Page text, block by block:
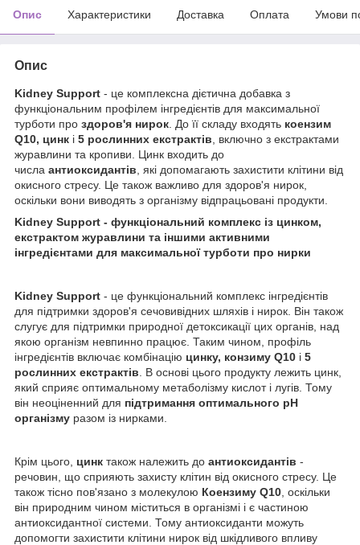
Опис Характеристики Доставка Оплата Умови
Опис
Kidney Support - це комплексна дієтична добавка з
функціональним профілем інгредієнтів для максимальної
турботи про здоров'я нирок . До її складу входять коензим
Q10, цинк і 5 рослинних екстрактів , включно з екстрактами
журавлини та кропиви. Цинк входить до
числа антиоксидантів , які допомагають захистити клітини від
окисного стресу. Це також важливо для здоров'я нирок,
оскільки вони виводять з організму відпрацьовані продукти.
Kidney Support - функціональний комплекс із цинком,
екстрактом журавлини та іншими активними
інгредієнтами для максимальної турботи про нирки
Kidney Support - це функціональний комплекс інгредієнтів
для підтримки здоров'я сечовивідних шляхів і нирок. Він також
слугує для підтримки природної детоксикації цих органів, над
якою організм невпинно працює. Таким чином, профіль
інгредієнтів включає комбінацію цинку, конзиму Q10 і 5
рослинних екстрактів . В основі цього продукту лежить цинк,
який сприяє оптимальному метаболізму кислот і лугів. Тому
він неоціненний для підтримання оптимального pH
організму разом із нирками.
Крім цього, цинк також належить до антиоксидантів -
речовин, що сприяють захисту клітин від окисного стресу. Це
також тісно пов'язано з молекулою Коензиму Q10 , оскільки
він природним чином міститься в організмі і є частиною
антиоксидантної системи. Тому антиоксиданти можуть
допомогти захистити клітини нирок від шкідливого впливу